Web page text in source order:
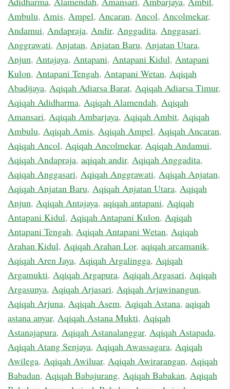
Ambulu, Amis, Ampel, Ancaran, Ancol, Ancolmekar,
Andamui, Andapraja, Andir, Anggadita, Anggasari,
Anggrawati, Anjatan, Anjatan Baru, Anjatan Utara,
Anjun, Antajaya, Antapani, Antapani Kidul, Antapani
Kulon, Antapani Tengah, Antapani Wetan, Aqiqah
Abadijaya, Aqiqah Adiarsa Barat, Aqiqah Adiarsa Timur,
Aqiqah Adidharma, Aqiqah Alamendah, Aqiqah
Amansari, Aqiqah Ambarjaya, Aqiqah Ambit, Aqiqah
Ambulu, Aqiqah Amis, Aqiqah Ampel, Aqiqah Ancaran,
Aqiqah Ancol, Aqiqah Ancolmekar, Aqiqah Andamui,
Aqiqah Andapraja, aqiqah andir, Aqiqah Anggadita,
Aqiqah Anggasari, Aqiqah Anggrawati, Aqiqah Anjatan,
Aqiqah Anjatan Baru, Aqiqah Anjatan Utara, Aqiqah
Anjun, Aqiqah Antajaya, aqiqah antapani, Aqiqah
Antapani Kidul, Aqiqah Antapani Kulon, Aqiqah
Antapani Tengah, Aqiqah Antapani Wetan, Aqiqah
Arahan Kidul, Aqiqah Arahan Lor, aqiqah arcamanik,
Aqiqah Aren Jaya, Aqiqah Argalingga, Aqiqah
Argamukti, Aqiqah Argapura, Aqiqah Argasari, Aqiqah
Argasunya, Aqiqah Arjasari, Aqiqah Arjawinangun,
Aqiqah Arjuna, Aqiqah Asem, Aqiqah Astana, aqiqah
astana anyar, Aqiqah Astana Mukti, Aqiqah
Astanajapura, Aqiqah Astanalanggar, Aqiqah Astapada,
Aqiqah Atang Senjaya, Aqiqah Awassagara, Aqiqah
Awilega, Aqiqah Awiluar, Aqiqah Awirarangan, Aqiqah
Babadan, Aqiqah Babajurang, Aqiqah Babakan, Aqiqah